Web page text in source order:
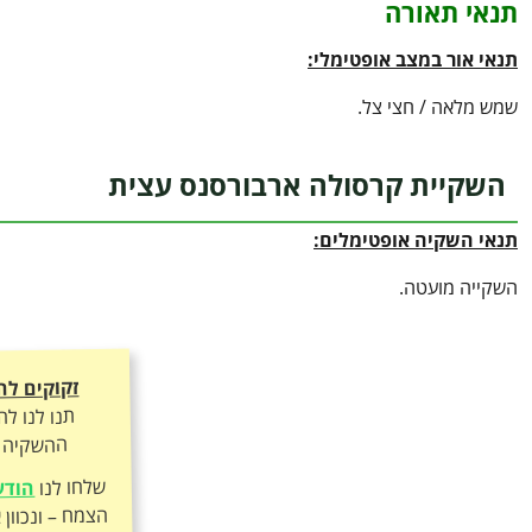
תנאי תאורה
תנאי אור במצב אופטימלי:
שמש מלאה / חצי צל.
השקיית קרסולה ארבורסנס עצית
תנאי השקיה אופטימלים:
השקייה מועטה.
זקוקים
תנו לנו
ההשקיה
שלחו לנו